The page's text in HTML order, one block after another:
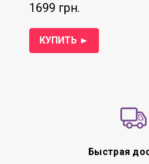
КУПИТЬ ►
1699 грн.
Быстрая